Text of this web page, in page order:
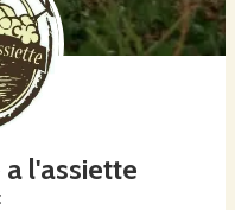
a l'assiette